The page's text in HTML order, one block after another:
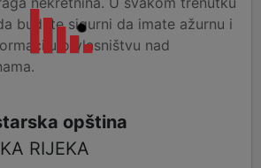
budete sigurni da imate ažurnu i
o vlasništvu nad
RIJEKA